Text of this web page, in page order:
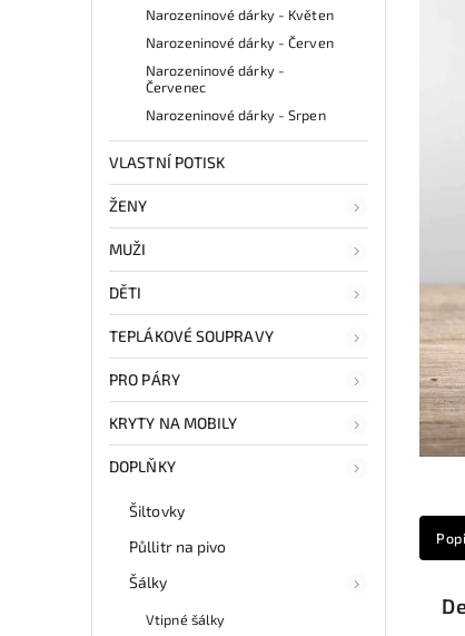
Narozeninové dárky - Květen
Narozeninové dárky - Červen
Narozeninové dárky -
Červenec
Narozeninové dárky - Srpen
VLASTNÍ POTISK
ŽENY
MUŽI
DĚTI
TEPLÁKOVÉ SOUPRAVY
PRO PÁRY
KRYTY NA MOBILY
DOPLŇKY
Šiltovky
Půllitr na pivo
Šálky
Vtipné šálky